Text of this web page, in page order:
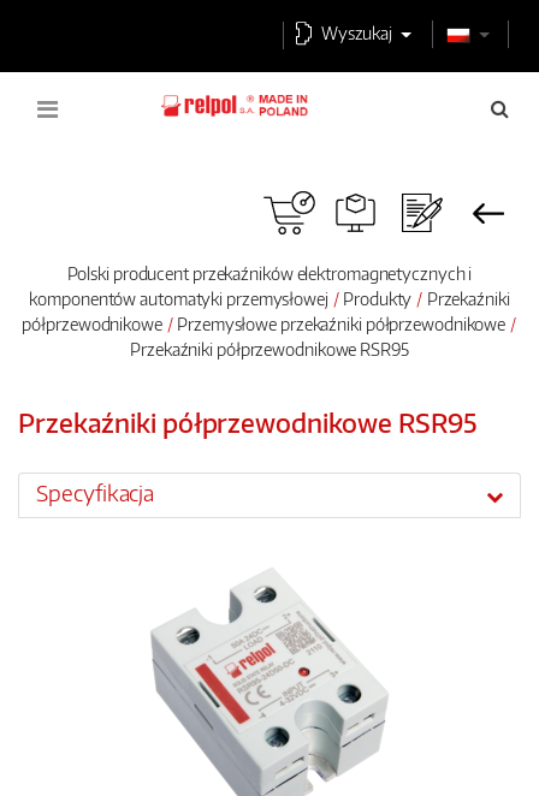
Wyszukaj
Polski producent przekaźników elektromagnetycznych i
komponentów automatyki przemysłowej
Produkty
Przekaźniki
półprzewodnikowe
Przemysłowe przekaźniki półprzewodnikowe
Przekaźniki półprzewodnikowe RSR95
Przekaźniki półprzewodnikowe RSR95
Specyfikacja